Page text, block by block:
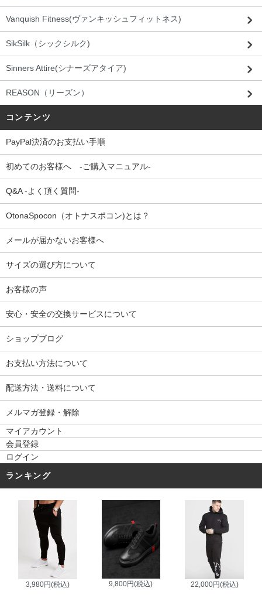
Vanquish Fitness(ヴァンキッシュフィットネス)
SikSilk（シックシルク)
Sinners Attire(シナーズアタイア)
REASON（リーズン）
コンテンツ
PayPal決済のお支払い手順
初めてのお客様へ -ご購入マニュアル-
Q&A -よく頂く質問-
OtonaSpocon（オトナスポコン)とは？
メールが届かないお客様へ
サイズの選び方について
お客様の声
安心・安全の交換サービスについて
ショップブログ
お支払い方法について
配送方法・送料について
メルマガ登録・解除
マイアカウント
会員登録
ログイン
ランキング
3,980円(税込) 9,800円(税込) 22,000円(税込)